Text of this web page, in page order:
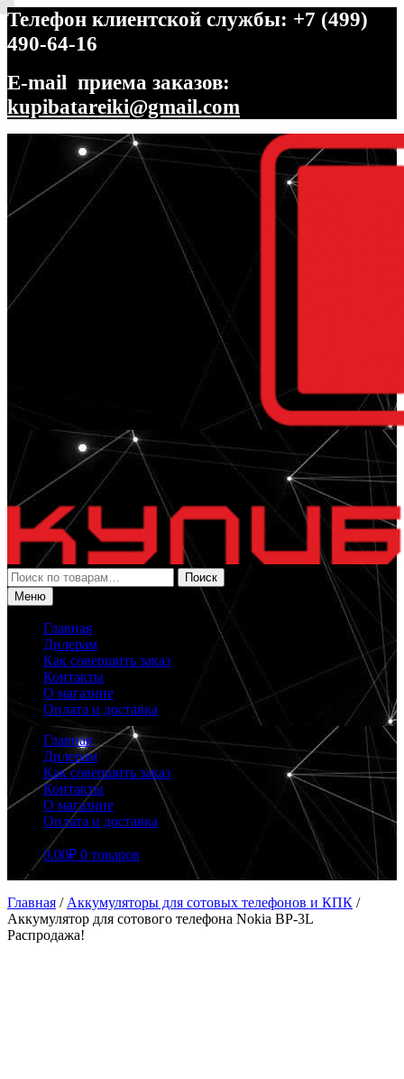
Телефон клиентской службы: +7 (499)
490-64-16
E-mail приема заказов:
kupibatareiki@gmail.com
Перейти
навигации
Перейти
содержимому
Искать:
Поиск
Меню
Главная
Дилерам
Как совершить заказ
Контакты
О магазине
Оплата и доставка
Главная
Дилерам
Как совершить заказ
Контакты
О магазине
Оплата и доставка
0.00₽ 0 товаров
Главная / Аккумуляторы для сотовых телефонов и КПК /
Аккумулятор для сотового телефона Nokia BP-3L
Распродажа!